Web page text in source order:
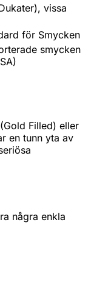
vissa
för Smycken
smycken
(Gold Filled) eller
en tunn yta av
några enkla